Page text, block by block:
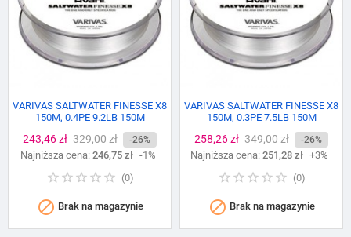
VARIVAS SALTWATER FINESSE X8
150M, 0.4PE 9.2LB 150M
Cena
243,46 zł Cena
podstawowa
329,00 zł -26%
Najniższa cena: 246,75 zł -1%
(0)
 Brak na magazynie
VARIVAS SALTWATER FINESSE X8
150M, 0.3PE 7.5LB 150M
Cena
258,26 zł Cena
podstawowa
349,00 zł -26%
Najniższa cena: 251,28 zł +3%
(0)
 Brak na magazynie